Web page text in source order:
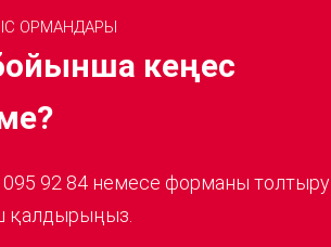
ОРМАНДАРЫ
кеңес
92 84 немесе форманы толтыру
қалдырыңыз.